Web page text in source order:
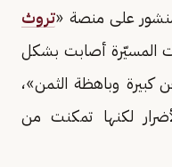
منشور على منصة «تروث
المسيّرة أصابت بشكل
وباهظة الثمن»،
لكنها تمكنت من